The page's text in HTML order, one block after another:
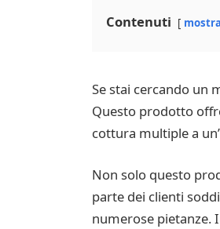
Contenuti mostra
Se stai cercando un
Questo prodotto
cottura multiple a
Non solo questo
parte dei clienti
numerose pietanze.